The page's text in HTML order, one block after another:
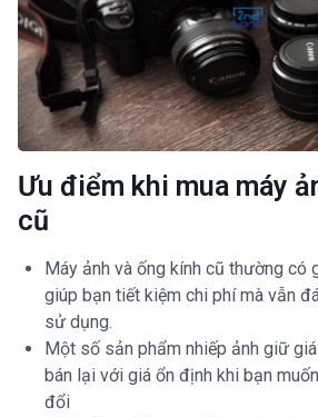
Ưu điểm khi mua máy
cũ
Máy ảnh và ống kính cũ thường có
giúp bạn tiết kiệm chi phí mà vẫn
sử dụng.
Một số sản phẩm nhiếp ảnh giữ
bán lại với giá ổn định khi bạn
đổi